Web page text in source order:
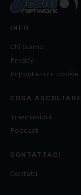
INFO
Chi Siamo
Privacy
Impostazioni cookie
COSA ASCOLTARE
Trasmissioni
Podcast
CONTATTACI
Contatti